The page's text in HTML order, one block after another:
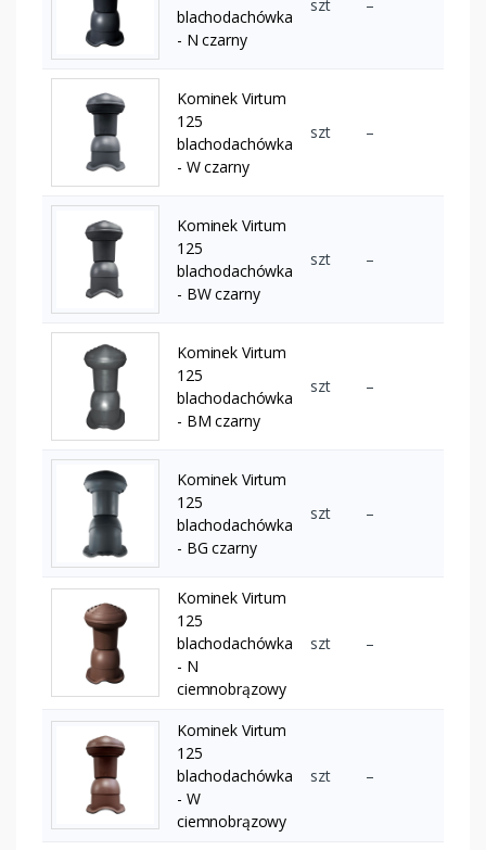
blachodachówka
- N czarny
szt –
Kominek Virtum
125
blachodachówka
- W czarny
szt –
Kominek Virtum
125
blachodachówka
- BW czarny
szt –
Kominek Virtum
125
blachodachówka
- BM czarny
szt –
Kominek Virtum
125
blachodachówka
- BG czarny
szt –
Kominek Virtum
125
blachodachówka
- N
ciemnobrązowy
szt –
Kominek Virtum
125
blachodachówka
- W
ciemnobrązowy
szt –